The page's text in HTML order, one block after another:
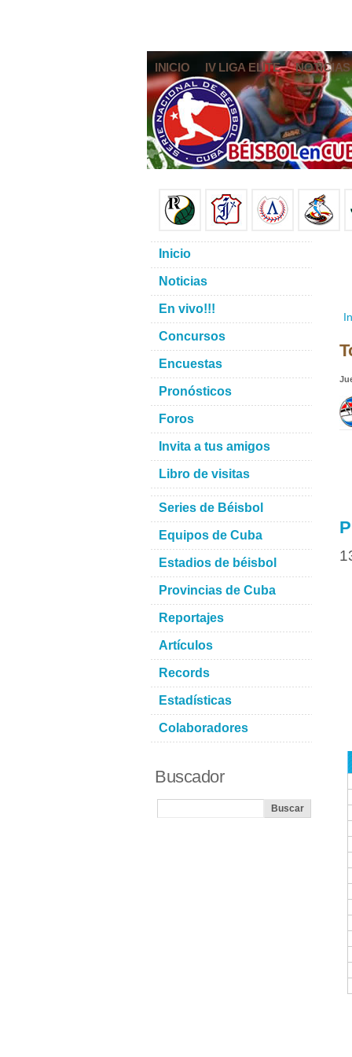
INICIO IV LIGA ELITE NOTICIAS
Inicio
Noticias
En vivo!!!
Concursos
Encuestas
Pronósticos
Foros
Invita a tus amigos
Libro de visitas
Series de Béisbol
Equipos de Cuba
Estadios de béisbol
Provincias de Cuba
Reportajes
Artículos
Records
Estadísticas
Colaboradores
Buscador